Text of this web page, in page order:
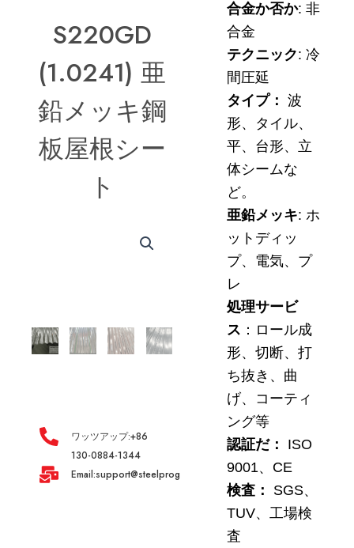
S220GD
(1.0241) 亜
鉛メッキ鋼
板屋根シー
ト
ワッツアップ:+86
130-0884-1344
Email:support@steelprogroup.com
合金か否か: 非
合金
テクニック: 冷
間圧延
タイプ： 波
形、タイル、
平、台形、立
体シームな
ど。
亜鉛メッキ: ホ
ットディッ
プ、電気、プ
レ
処理サービ
ス ：ロール成
形、切断、打
ち抜き、曲
げ、コーティ
ング等
認証だ：
ISO
9001、CE
検査：
SGS、
TUV、工場検
査